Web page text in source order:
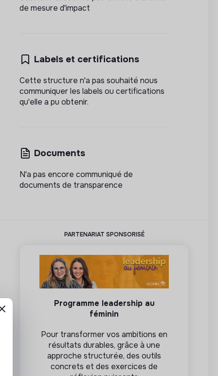
de mesure d'impact
Labels et certifications
Cette structure n'a pas souhaité nous
communiquer les labels ou certifications
qu'elle a pu obtenir.
Documents
N'a pas encore communiqué de
documents de transparence
PARTENARIAT SPONSORISÉ
Programme leadership au
féminin
Pour transformer vos ambitions en
résultats durables, grâce à une
approche structurée, des outils
concrets et des exercices de